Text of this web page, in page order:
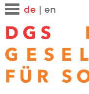
de en